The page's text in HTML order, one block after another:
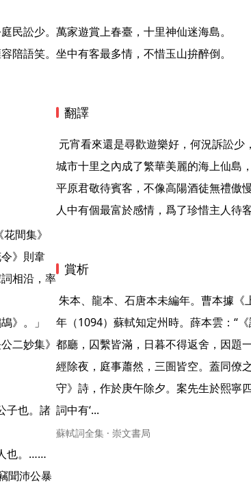
民訟少。萬家遊賞上春臺，十里神仙迷海島。
陪語笑。坐中有客最多情，不惜玉山拚醉倒。
》則韋
相沿，率
》。」
二妙集》
子也。諸
也。……
聞沛公暴
翻譯
城市十里之內成了繁華美麗的海上仙島
平原君敬待賓客，不像高陽酒徒無禮傲
人中有個最富於感情，爲了珍惜主人待
賞析
年（1094）蘇軾知定州時。薛本雲：“
都廳，囚繫皆滿，日暮不得返舍，因題
經除夜，庭事蕭然，三圄皆空。蓋同僚
守》詩，作於庚午除夕。案先生於熙寧
詞中有‘...
蘇軾詞全集 · 崇文書局